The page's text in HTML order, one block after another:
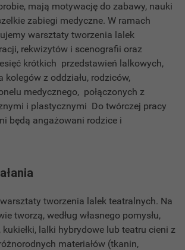
mają motywację do zabawy, nauki
zabiegi medyczne. W ramach
warsztaty tworzenia lalek
rekwizytów i scenografii oraz
krótkich przedstawień lalkowych,
kolegów z oddziału, rodziców,
medycznego, połączonych z
i plastycznymi Do twórczej pracy
będą angażowani rodzice i
tworzenia lalek teatralnych. Na
tworzą, według własnego pomysłu,
lalki hybrydowe lub teatru cieni z
materiałów (tkanin,